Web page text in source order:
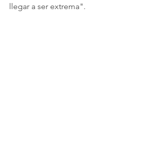
llegar a ser extrema".